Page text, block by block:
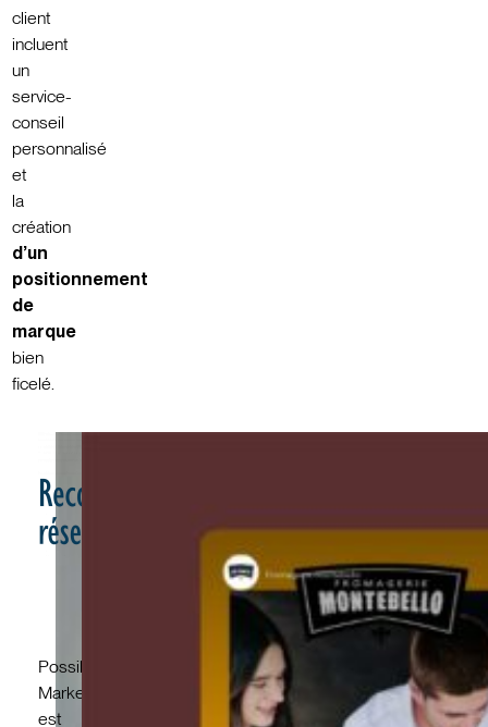
client
incluent
un
service-
conseil
personnalisé
et
la
création
d’un
positionnement
de
marque
bien
ficelé.
Possible
Marketing
est